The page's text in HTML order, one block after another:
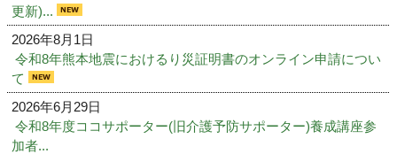
更新)...
2026年8月1日
令和8年熊本地震におけるり災証明書のオンライン申請につい
て
2026年6月29日
令和8年度ココサポーター(旧介護予防サポーター)養成講座参
加者...